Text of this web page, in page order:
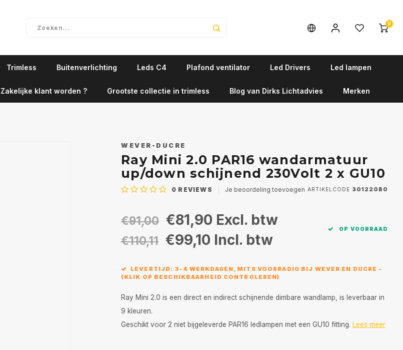
0
Trimless Buitenverlichting Leds C4 Plafond ventilator Led Drivers Led lampen
Zakelijke klant worden ? Grootste collectie in trimless Blog van Dirks Lichtadvies Merken
WEVER-DUCRE
Ray Mini 2.0 PAR16 wandarmatuur
up/down schijnend 230Volt 2 x GU10
0 REVIEWS Je beoordeling toevoegen ARTIKELCODE 301220B0
€91,00 €81,90 Excl. btw
€110,11 €99,10 Incl. btw
OP VOORRAAD
LEVERTIJD: 3-4 WERKDAGEN, MITS VOORRADIG BIJ WEVER EN DUCRE -
(KLIK OP BESCHIKBAARHEID CONTROLEREN)
Ray Mini 2.0 is een direct en indirect schijnende dimbare wandlamp, is leverbaar in
9 kleuren.
Geschikt voor 2 niet bijgeleverde PAR16 ledlampen met een GU10 fitting. Lees meer